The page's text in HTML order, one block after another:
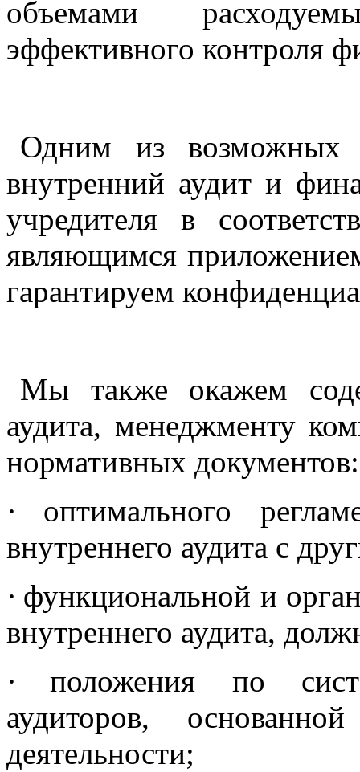
объемами
эффективного контроля
Одним из возможных
внутренний аудит и
учредителя в
являющимся
гарантируем
Мы также окажем
аудита, менеджменту
нормативных документов:
·
оптимального
внутреннего аудита с
· функциональной и
внутреннего аудита,
·
положения по
аудиторов,
деятельности;